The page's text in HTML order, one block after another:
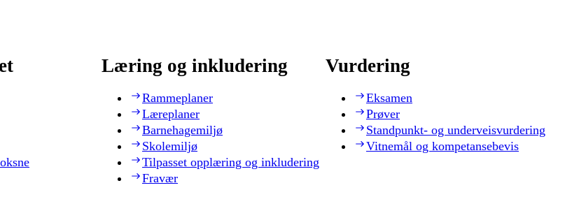
Læring og inkludering
Rammeplaner
Læreplaner
Barnehagemiljø
Skolemiljø
Tilpasset opplæring og inkludering
Fravær
Vurdering
Eksamen
Prøver
Standpunkt- og underveisvurdering
Vitnemål og kompetansebevis